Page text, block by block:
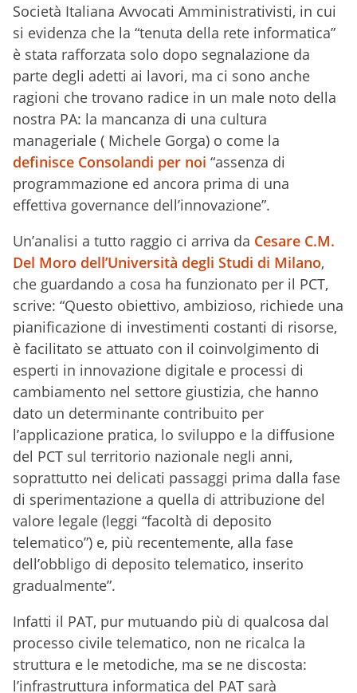
Società Italiana Avvocati Amministrativisti, in cui
si evidenza che la “tenuta della rete informatica”
è stata rafforzata solo dopo segnalazione da
parte degli adetti ai lavori, ma ci sono anche
ragioni che trovano radice in un male noto della
nostra PA: la mancanza di una cultura
manageriale ( Michele Gorga) o come la
definisce Consolandi per noi “assenza di
programmazione ed ancora prima di una
effettiva governance dell’innovazione”.
Un’analisi a tutto raggio ci arriva da Cesare C.M.
Del Moro dell’Università degli Studi di Milano,
che guardando a cosa ha funzionato per il PCT,
scrive: “Questo obiettivo, ambizioso, richiede una
pianificazione di investimenti costanti di risorse,
è facilitato se attuato con il coinvolgimento di
esperti in innovazione digitale e processi di
cambiamento nel settore giustizia, che hanno
dato un determinante contribuito per
l’applicazione pratica, lo sviluppo e la diffusione
del PCT sul territorio nazionale negli anni,
soprattutto nei delicati passaggi prima dalla fase
di sperimentazione a quella di attribuzione del
valore legale (leggi “facoltà di deposito
telematico”) e, più recentemente, alla fase
dell’obbligo di deposito telematico, inserito
gradualmente”.
Infatti il PAT, pur mutuando più di qualcosa dal
processo civile telematico, non ne ricalca la
struttura e le metodiche, ma se ne discosta:
l’infrastruttura informatica del PAT sarà